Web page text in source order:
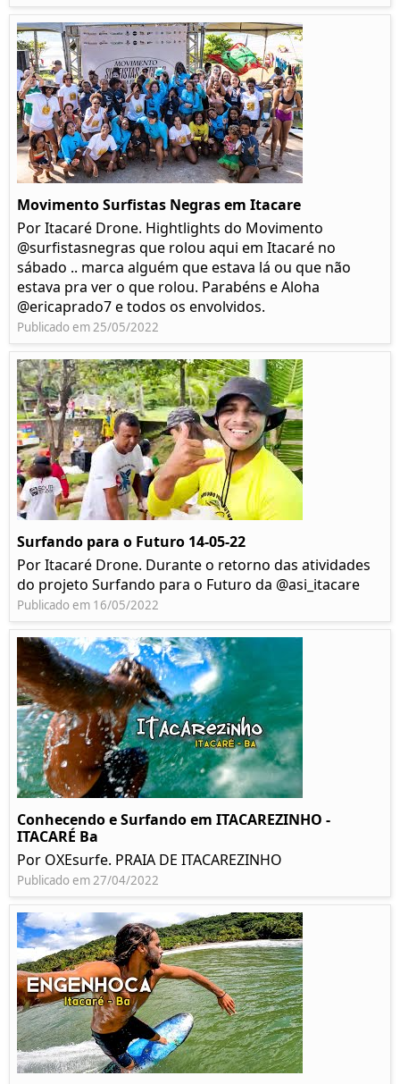
Movimento Surfistas Negras em Itacare
Por Itacaré Drone. Hightlights do Movimento
@surfistasnegras que rolou aqui em Itacaré no
sábado .. marca alguém que estava lá ou que não
estava pra ver o que rolou. Parabéns e Aloha
@ericaprado7 e todos os envolvidos.
Publicado em 25/05/2022
Surfando para o Futuro 14-05-22
Por Itacaré Drone. Durante o retorno das atividades
do projeto Surfando para o Futuro da @asi_itacare
Publicado em 16/05/2022
Conhecendo e Surfando em ITACAREZINHO -
ITACARÉ Ba
Por OXEsurfe. PRAIA DE ITACAREZINHO
Publicado em 27/04/2022